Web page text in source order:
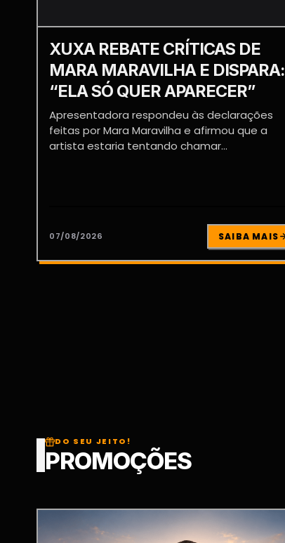
XUXA REBATE CRÍTICAS DE
MARA MARAVILHA E DISPARA:
“ELA SÓ QUER APARECER”
Apresentadora respondeu às declarações
feitas por Mara Maravilha e afirmou que a
artista estaria tentando chamar...
07/08/2026 SAIBA MAIS
DO SEU JEITO!
PROMOÇÕES